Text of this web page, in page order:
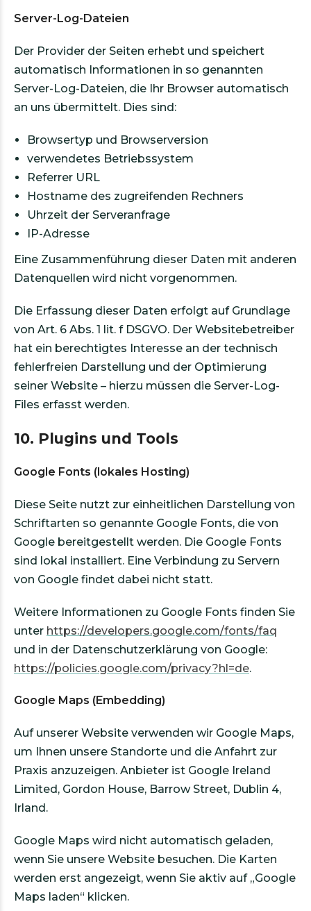
Server-Log-Dateien
Der Provider der Seiten erhebt und speichert
automatisch Informationen in so genannten
Server-Log-Dateien, die Ihr Browser automatisch
an uns übermittelt. Dies sind:
Browsertyp und Browserversion
verwendetes Betriebssystem
Referrer URL
Hostname des zugreifenden Rechners
Uhrzeit der Serveranfrage
IP-Adresse
Eine Zusammenführung dieser Daten mit anderen
Datenquellen wird nicht vorgenommen.
Die Erfassung dieser Daten erfolgt auf Grundlage
von Art. 6 Abs. 1 lit. f DSGVO. Der Websitebetreiber
hat ein berechtigtes Interesse an der technisch
fehlerfreien Darstellung und der Optimierung
seiner Website – hierzu müssen die Server-Log-
Files erfasst werden.
10. Plugins und Tools
Google Fonts (lokales Hosting)
Diese Seite nutzt zur einheitlichen Darstellung von
Schriftarten so genannte Google Fonts, die von
Google bereitgestellt werden. Die Google Fonts
sind lokal installiert. Eine Verbindung zu Servern
von Google findet dabei nicht statt.
Weitere Informationen zu Google Fonts finden Sie
unter https://developers.google.com/fonts/faq
und in der Datenschutzerklärung von Google:
https://policies.google.com/privacy?hl=de.
Google Maps (Embedding)
Auf unserer Website verwenden wir Google Maps,
um Ihnen unsere Standorte und die Anfahrt zur
Praxis anzuzeigen. Anbieter ist Google Ireland
Limited, Gordon House, Barrow Street, Dublin 4,
Irland.
Google Maps wird nicht automatisch geladen,
wenn Sie unsere Website besuchen. Die Karten
werden erst angezeigt, wenn Sie aktiv auf „Google
Maps laden“ klicken.